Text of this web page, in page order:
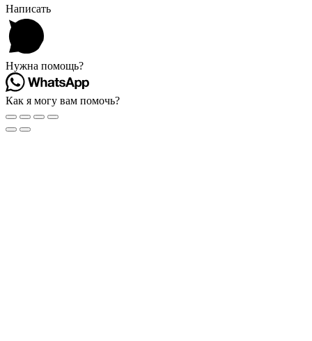
Написать
Нужна помощь?
Как я могу вам помочь?